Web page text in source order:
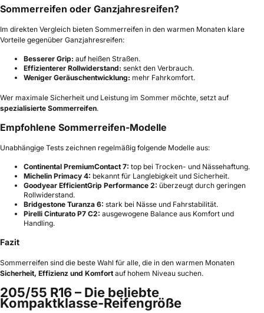
Sommerreifen oder Ganzjahresreifen?
Im direkten Vergleich bieten Sommerreifen in den warmen Monaten klare
Vorteile gegenüber Ganzjahresreifen:
Besserer Grip: auf heißen Straßen.
Effizienterer Rollwiderstand: senkt den Verbrauch.
Weniger Geräuschentwicklung: mehr Fahrkomfort.
Wer maximale Sicherheit und Leistung im Sommer möchte, setzt auf
spezialisierte Sommerreifen.
Empfohlene Sommerreifen-Modelle
Unabhängige Tests zeichnen regelmäßig folgende Modelle aus:
Continental PremiumContact 7: top bei Trocken- und Nässehaftung.
Michelin Primacy 4: bekannt für Langlebigkeit und Sicherheit.
Goodyear EfficientGrip Performance 2: überzeugt durch geringen
Rollwiderstand.
Bridgestone Turanza 6: stark bei Nässe und Fahrstabilität.
Pirelli Cinturato P7 C2: ausgewogene Balance aus Komfort und
Handling.
Fazit
Sommerreifen sind die beste Wahl für alle, die in den warmen Monaten
Sicherheit, Effizienz und Komfort auf hohem Niveau suchen.
205/55 R16 – Die beliebte
Kompaktklasse-Reifengröße